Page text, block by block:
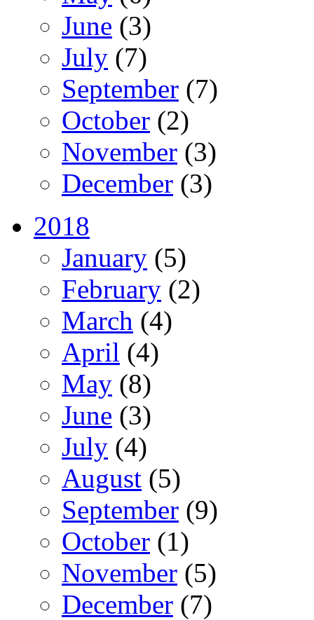
June (3)
July (7)
September (7)
October (2)
November (3)
December (3)
2018
January (5)
February (2)
March (4)
April (4)
May (8)
June (3)
July (4)
August (5)
September (9)
October (1)
November (5)
December (7)